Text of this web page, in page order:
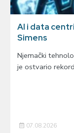
AI i data
Simens
Njemački
je ostvario
07.08.2026